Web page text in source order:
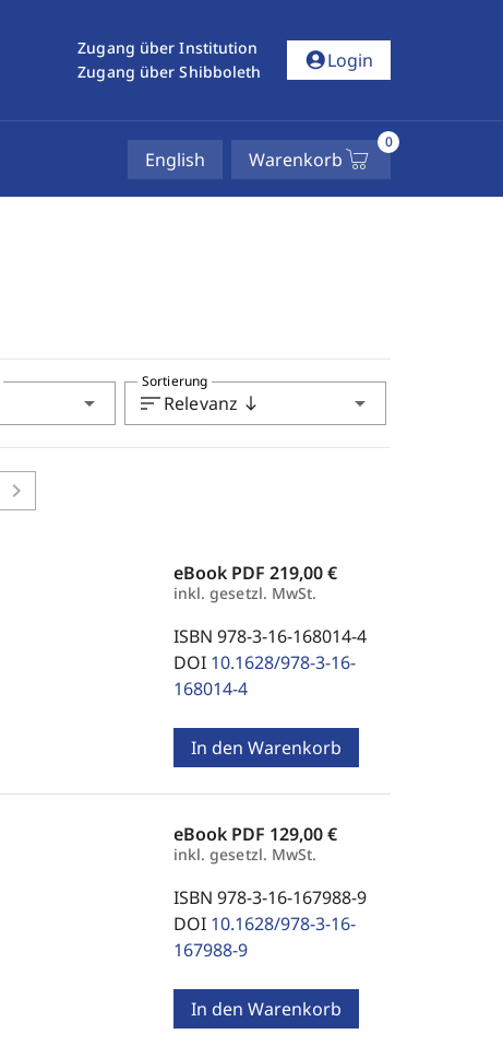
Zugang über Institution
Zugang über Shibboleth
account_circleLogin
English Warenkorb
0
arrow_drop_down sortRelevanz south arrow_drop_down
Sortierung
chevron_right
eBook PDF 219,00 €
inkl. gesetzl. MwSt.
ISBN 978-3-16-168014-4
DOI 10.1628/978-3-16-
168014-4
In den Warenkorb
eBook PDF 129,00 €
inkl. gesetzl. MwSt.
ISBN 978-3-16-167988-9
DOI 10.1628/978-3-16-
167988-9
In den Warenkorb